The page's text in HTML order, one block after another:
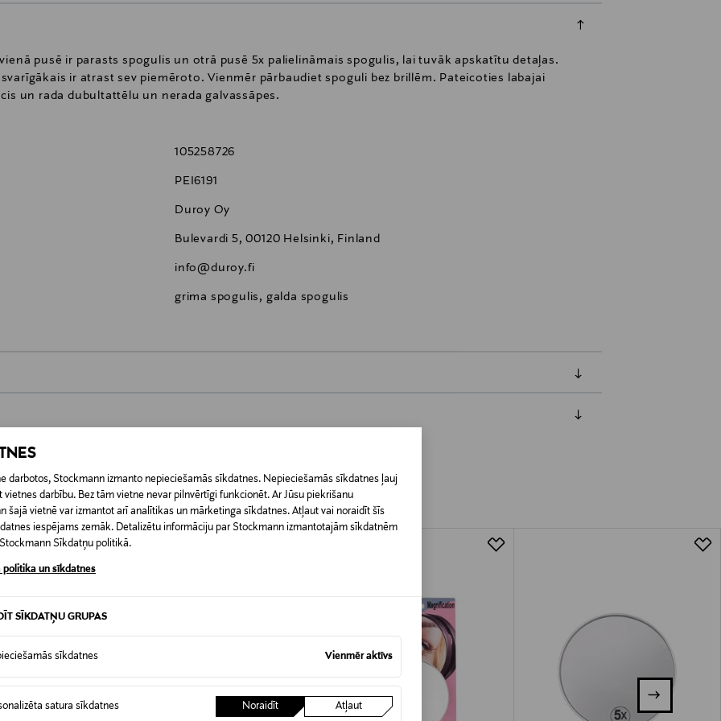
darbotos, Stockmann izmanto nepieciešamās sīkdatnes. Nepieciešamās sīkdatnes ļauj
vietnes darbību. Bez tām vietne nevar pilnvērtīgi funkcionēt. Ar Jūsu piekrišanu
šajā vietnē var izmantot arī analītikas un mārketinga sīkdatnes. Atļaut vai noraidīt šīs
iespējams zemāk. Detalizētu informāciju par Stockmann izmantotajām sīkdatnēm
Sīkdatņu politikā.
politika un sīkdatnes
SĪKDATŅU GRUPAS
sīkdatnes Vienmēr aktīvs
satura sīkdatnes Noraidīt Atļaut
pusē ir parasts spogulis un otrā pusē 5x palielināmais spogulis, lai tuvāk apskatītu detaļas.
ir atrast sev piemēroto. Vienmēr pārbaudiet spoguli bez brillēm. Pateicoties labajai
un rada dubultattēlu un nerada galvassāpes.
105258726
PEI6191
Duroy Oy
Bulevardi 5, 00120 Helsinki, Finland
info@duroy.fi
grima spogulis, galda spogulis
saņemšanas brīža. Atgriešana ir bezmaksas, un par to nav jāpaziņo iepriekš. Veselības un higiēnas
preces, ja to zīmogs ir atvērts. Aizzīmogotiem kosmētikas un dabiskiem līdzekļiem, kas tiek atdoti